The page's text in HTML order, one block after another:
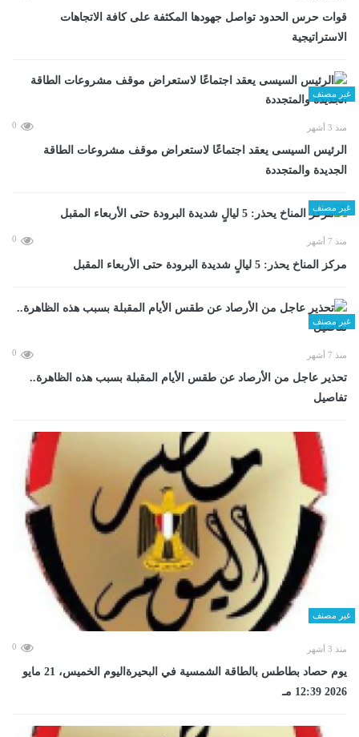
قوات حرس الحدود تواصل جهودها المكثفة على كافة الاتجاهات
الاستراتيجية
غير مصنف
منذ 3 أشهر 0
الرئيس السيسى يعقد اجتماعًا لاستعراض موقف مشروعات الطاقة
الجديدة والمتجددة
غير مصنف
منذ 7 أشهر 0
مركز المناخ يحذر: 5 ليالٍ شديدة البرودة حتى الأربعاء المقبل
غير مصنف
منذ 7 أشهر 0
تحذير عاجل من الأرصاد عن طقس الأيام المقبلة بسبب هذه الظاهرة..
تفاصيل
غير مصنف
منذ 3 أشهر 0
يوم حصاد بطاطس بالطاقة الشمسية في البحيرةاليوم الخميس، 21 مايو
2026 12:39 مـ